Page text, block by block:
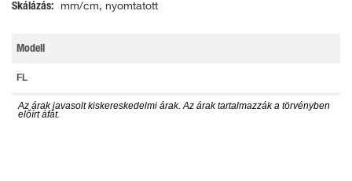
Skálázás mm/cm, nyomtatott
Modell
FL
Az árak javasolt kiskereskedelmi árak. Az árak tartalmazzák a törvényben
előírt áfát.